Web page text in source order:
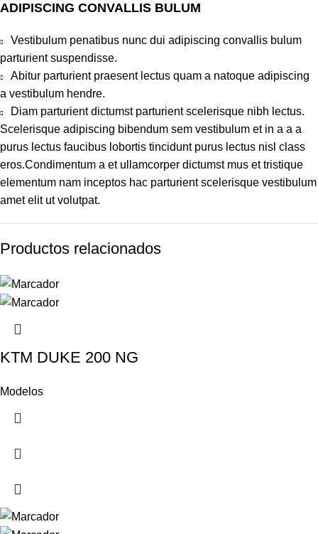
ADIPISCING CONVALLIS BULUM
Vestibulum penatibus nunc dui adipiscing convallis bulum
parturient suspendisse.
Abitur parturient praesent lectus quam a natoque adipiscing
a vestibulum hendre.
Diam parturient dictumst parturient scelerisque nibh lectus.
Scelerisque adipiscing bibendum sem vestibulum et in a a a
purus lectus faucibus lobortis tincidunt purus lectus nisl class
eros.Condimentum a et ullamcorper dictumst mus et tristique
elementum nam inceptos hac parturient scelerisque vestibulum
amet elit ut volutpat.
Productos relacionados
KTM DUKE 200 NG
Modelos